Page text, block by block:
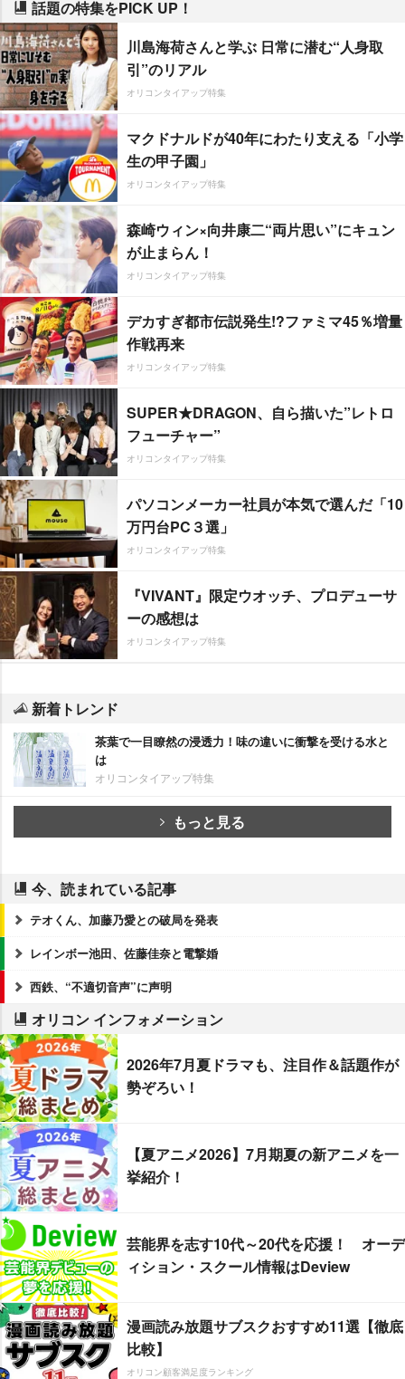
話題の特集をPICK UP！
川島海荷さんと学ぶ 日常に潜む“人身取
引”のリアル
オリコンタイアップ特集
マクドナルドが40年にわたり支える「小学
生の甲子園」
オリコンタイアップ特集
森崎ウィン×向井康二“両片思い”にキュン
が止まらん！
オリコンタイアップ特集
デカすぎ都市伝説発生!?ファミマ45％増量
作戦再来
オリコンタイアップ特集
SUPER★DRAGON、自ら描いた”レトロ
フューチャー”
オリコンタイアップ特集
パソコンメーカー社員が本気で選んだ「10
万円台PC３選」
オリコンタイアップ特集
『VIVANT』限定ウオッチ、プロデューサ
ーの感想は
オリコンタイアップ特集
新着トレンド
茶葉で一目瞭然の浸透力！味の違いに衝撃を受ける水と
は
オリコンタイアップ特集
もっと見る
今、読まれている記事
テオくん、加藤乃愛との破局を発表
レインボー池田、佐藤佳奈と電撃婚
西鉄、“不適切音声”に声明
オリコン インフォメーション
2026年7月夏ドラマも、注目作＆話題作が
勢ぞろい！
【夏アニメ2026】7月期夏の新アニメを一
挙紹介！
芸能界を志す10代～20代を応援！ オーデ
ィション・スクール情報はDeview
漫画読み放題サブスクおすすめ11選【徹底
比較】
オリコン顧客満足度ランキング